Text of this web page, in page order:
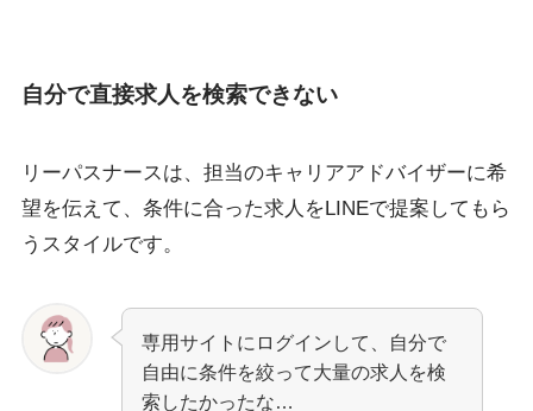
自分で直接求人を検索できない
リーパスナースは、担当のキャリアアドバイザーに希
望を伝えて、条件に合った求人をLINEで提案してもら
うスタイルです。
専用サイトにログインして、自分で
自由に条件を絞って大量の求人を検
索したかったな…